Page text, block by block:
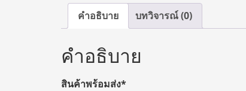
คำอธิบาย บทวิจารณ์ (0)
คำอธิบาย
สินค้าพร้อมส่ง*